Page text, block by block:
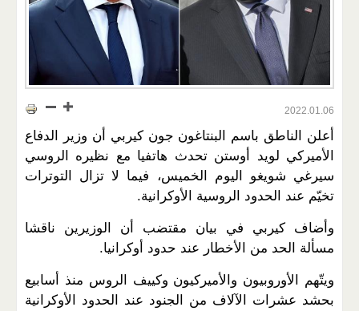
2022.01.06
أعلن الناطق باسم البنتاغون جون كيربي أن وزير الدفاع
الأميركي لويد أوستن تحدث هاتفيا مع نظيره الروسي
سيرغي شويغو اليوم الخميس، فيما لا تزال التوترات
تخيّم عند الحدود الروسية الأوكرانية.
وأضاف كيربي في بيان مقتضب أن الوزيرين ناقشا
مسألة الحد من الأخطار عند حدود أوكرانيا.
ويتّهم الأوروبيون والأميركيون وكييف الروس منذ أسابيع
بحشد عشرات الآلاف من الجنود عند الحدود الأوكرانية